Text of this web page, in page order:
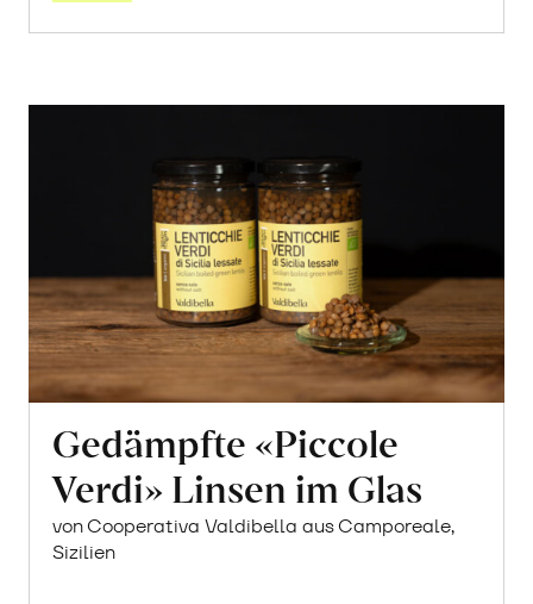
Gedämpfte «Piccole
Verdi» Linsen im Glas
von Cooperativa Valdibella aus Camporeale,
Sizilien